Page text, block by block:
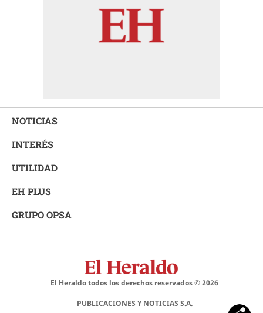
NOTICIAS
INTERÉS
UTILIDAD
EH PLUS
GRUPO OPSA
El Heraldo todos los derechos reservados ©2026
PUBLICACIONES Y NOTICIAS S.A.